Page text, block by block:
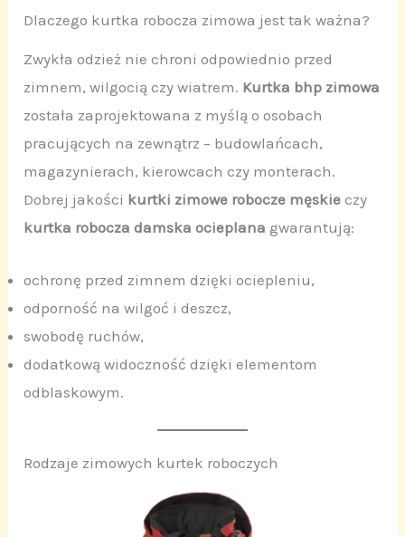
Dlaczego kurtka robocza zimowa jest tak ważna?
Zwykła odzież nie chroni odpowiednio przed
zimnem, wilgocią czy wiatrem. Kurtka bhp zimowa
została zaprojektowana z myślą o osobach
pracujących na zewnątrz – budowlańcach,
magazynierach, kierowcach czy monterach.
Dobrej jakości kurtki zimowe robocze męskie czy
kurtka robocza damska ocieplana gwarantują:
ochronę przed zimnem dzięki ociepleniu,
odporność na wilgoć i deszcz,
swobodę ruchów,
dodatkową widoczność dzięki elementom
odblaskowym.
Rodzaje zimowych kurtek roboczych